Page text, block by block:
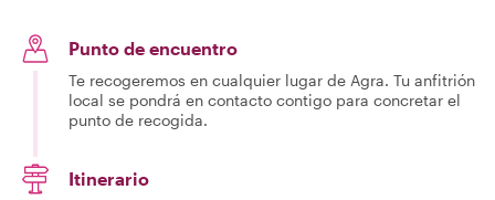
Punto de encuentro
Te recogeremos en cualquier lugar de Agra. Tu anfitrión
local se pondrá en contacto contigo para concretar el
punto de recogida.
Itinerario